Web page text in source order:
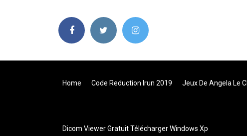
Home Code Reduction Irun 2019 Jeux De Angela Le
Dicom Viewer Gratuit Télécharger Windows Xp